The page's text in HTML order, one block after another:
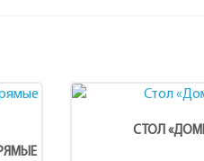
СТОЛ